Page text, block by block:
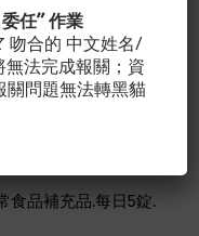
acid, acacia gum,
食品補充品.每日5錠.
任” 作業
吻合的 中文姓名/
法完成報關；資
關問題無法轉黑貓